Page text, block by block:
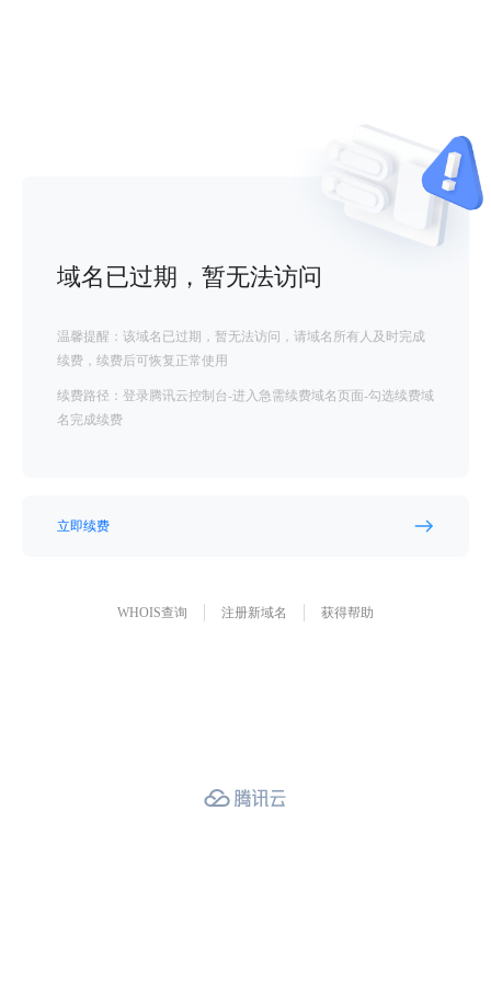
域名已过期，暂无法访问
温馨提醒：该域名已过期，暂无法访问，请域名所有人及时完成
续费，续费后可恢复正常使用
续费路径：登录腾讯云控制台-进入急需续费域名页面-勾选续费域
名完成续费
立即续费
WHOIS查询 注册新域名 获得帮助